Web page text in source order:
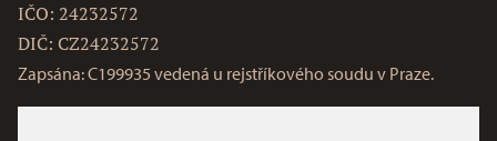
IČO: 24232572
DIČ: CZ24232572
Zapsána: C199935 vedená u rejstříkového soudu v Praze.